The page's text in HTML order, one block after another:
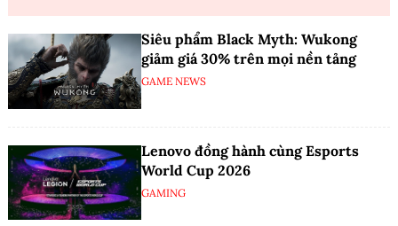
Siêu phẩm Black Myth: Wukong
giảm giá 30% trên mọi nền tảng
GAME NEWS
Lenovo đồng hành cùng Esports
World Cup 2026
GAMING